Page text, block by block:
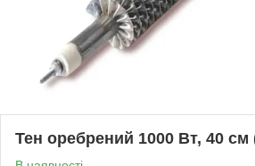
Тен оребрений 1000 Вт, 40